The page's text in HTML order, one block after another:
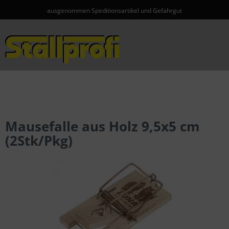
ausgenommen Speditionsartikel und Gefahrgut
Mausefalle aus Holz 9,5x5 cm
(2Stk/Pkg)